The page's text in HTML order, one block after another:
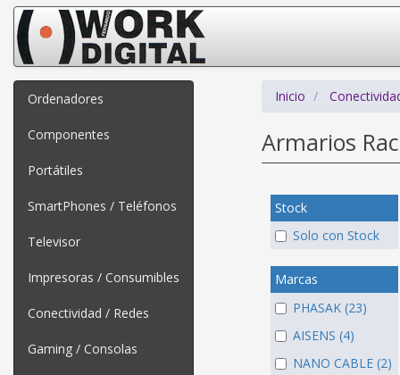
Ordenadores
Componentes
Portátiles
SmartPhones / Teléfonos
Televisor
Impresoras / Consumibles
Conectividad / Redes
Gaming / Consolas
Inicio
Armarios
Stock
Solo con Stock
Marcas
PHASAK (23)
AISENS (4)
NANO CABLE (2)